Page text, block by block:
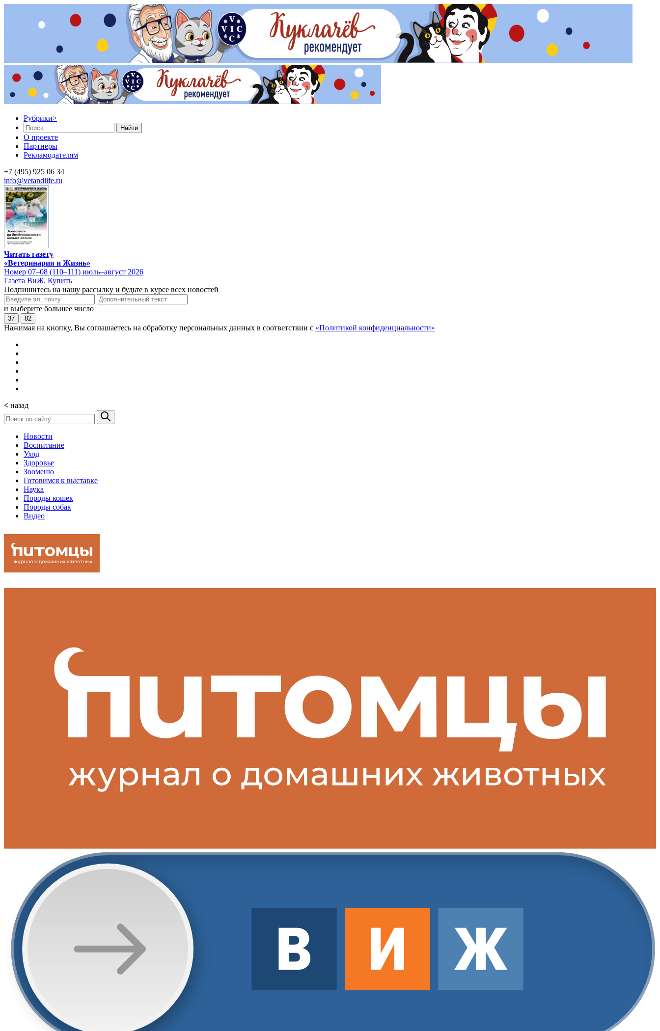
Рубрики>
Найти
О проекте
Партнеры
Рекламодателям
+7 (495) 925 06 34
info@vetandlife.ru
Читать газету
«Ветеринария и Жизнь»
Номер 07–08 (110–111) июль–август 2026
Газета ВиЖ. Купить
Подпишитесь на нашу рассылку и будьте в курсе всех новостей
и выберите большее число
37 82
Нажимая на кнопку, Вы соглашаетесь на обработку персональных данных в соответствии с «Политикой конфиденциальности»
< назад
Новости
Воспитание
Уход
Здоровье
Зооменю
Готовимся к выставке
Наука
Породы кошек
Породы собак
Видео